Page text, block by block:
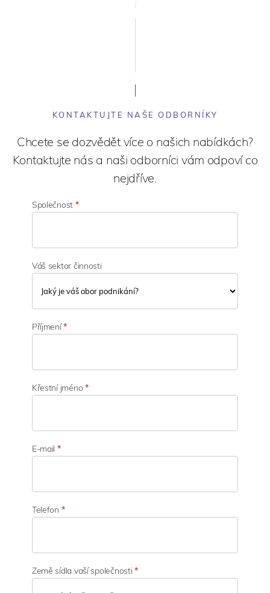
KONTAKTUJTE NAŠE ODBORNÍKY
Chcete se dozvědět více o našich nabídkách?
Kontaktujte nás a naši odborníci vám odpoví co
nejdříve.
Společnost *
Váš sektor činnosti
á
š
t
o
n
n
t
i
Příjmení*
Křestní jméno*
E-mail *
Telefon *
Země sídla vaší společnosti*